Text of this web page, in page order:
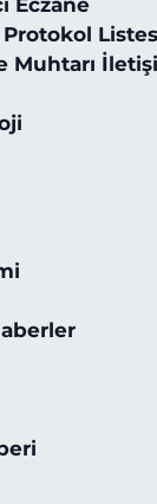
Muhtarı